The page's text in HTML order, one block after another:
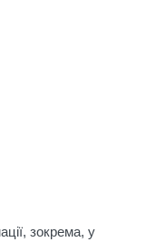
зокрема, у